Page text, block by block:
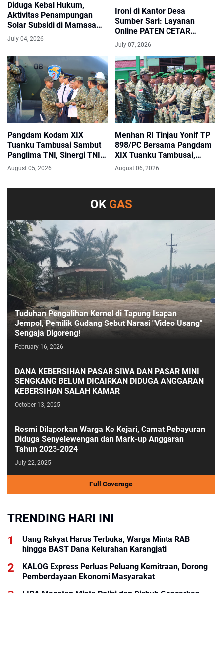
Diduga Kebal Hukum,
Aktivitas Penampungan
Solar Subsidi di Mamasa
dan Polman Disorot, Media
July 04, 2026
Ironi di Kantor Desa
Sumber Sari: Layanan
Online PATEN CETAR
Diduga Lumpuh, Oknum
Sekdes Malah Naik Pitam
Saat Diingatkan Soal
Bendera Lusuh
July 07, 2026
Pangdam Kodam XIX
Tuanku Tambusai Sambut
Panglima TNI, Sinergi TNI
Kian Kokoh di Kepulauan
Riau
August 05, 2026
Menhan RI Tinjau Yonif TP
898/PC Bersama Pangdam
XIX Tuanku Tambusai,
Tegaskan Disiplin dan
Loyalitas Prajurit
August 06, 2026
OK GAS
Tuduhan Pengalihan Kernel di Tapung Isapan
Jempol, Pemilik Gudang Sebut Narasi "Video Usang"
Sengaja Digoreng!
February 16, 2026
DANA KEBERSIHAN PASAR SIWA DAN PASAR MINI
SENGKANG BELUM DICAIRKAN DIDUGA ANGGARAN
KEBERSIHAN SALAH KAMAR
October 13, 2025
Resmi Dilaporkan Warga Ke Kejari, Camat Pebayuran
Diduga Senyelewengan dan Mark-up Anggaran
Tahun 2023-2024
July 22, 2025
Full Coverage
TRENDING HARI INI
Uang Rakyat Harus Terbuka, Warga Minta RAB
hingga BAST Dana Kelurahan Karangjati
KALOG Express Perluas Peluang Kemitraan, Dorong
Pemberdayaan Ekonomi Masyarakat
LIRA Magetan Minta Polisi dan Dishub Gencarkan